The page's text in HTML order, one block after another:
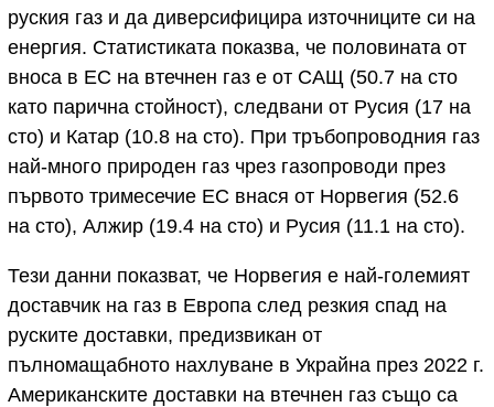
руския газ и да диверсифицира източниците си на
енергия. Статистиката показва, че половината от
вноса в ЕС на втечнен газ е от САЩ (50.7 на сто
като парична стойност), следвани от Русия (17 на
сто) и Катар (10.8 на сто). При тръбопроводния газ
най-много природен газ чрез газопроводи през
първото тримесечие ЕС внася от Норвегия (52.6
на сто), Алжир (19.4 на сто) и Русия (11.1 на сто).
Тези данни показват, че Норвегия е най-големият
доставчик на газ в Европа след резкия спад на
руските доставки, предизвикан от
пълномащабното нахлуване в Украйна през 2022 г.
Американските доставки на втечнен газ също са